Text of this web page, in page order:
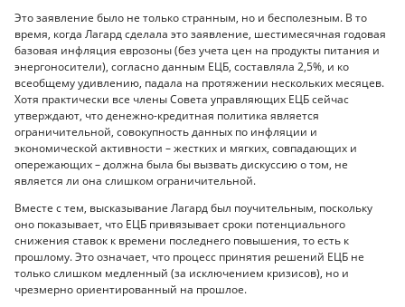
Это заявление было не только странным, но и бесполезным. В то
время, когда Лагард сделала это заявление, шестимесячная годовая
базовая инфляция еврозоны (без учета цен на продукты питания и
энергоносители), согласно данным ЕЦБ, составляла 2,5%, и ко
всеобщему удивлению, падала на протяжении нескольких месяцев.
Хотя практически все члены Совета управляющих ЕЦБ сейчас
утверждают, что денежно-кредитная политика является
ограничительной, совокупность данных по инфляции и
экономической активности – жестких и мягких, совпадающих и
опережающих – должна была бы вызвать дискуссию о том, не
является ли она слишком ограничительной.
Вместе с тем, высказывание Лагард был поучительным, поскольку
оно показывает, что ЕЦБ привязывает сроки потенциального
снижения ставок к времени последнего повышения, то есть к
прошлому. Это означает, что процесс принятия решений ЕЦБ не
только слишком медленный (за исключением кризисов), но и
чрезмерно ориентированный на прошлое.